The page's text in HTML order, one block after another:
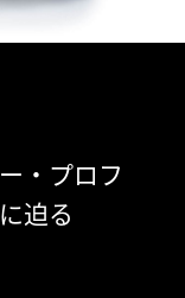
・プロフ
迫る